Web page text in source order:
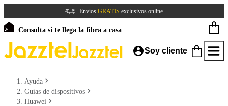
Envíos GRATIS exclusivos online
Consulta si te llega la fibra a casa
Soy cliente
Ayuda
Guías de dispositivos
Huawei